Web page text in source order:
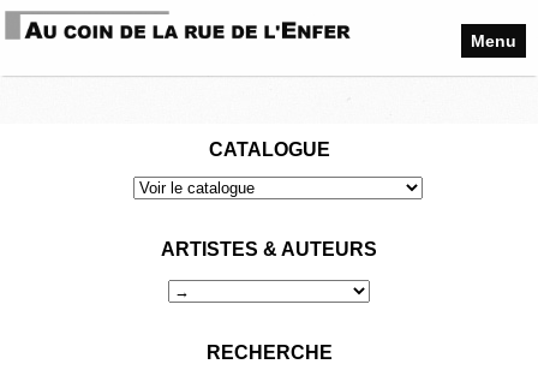
Menu
CATALOGUE
ARTISTES & AUTEURS
RECHERCHE